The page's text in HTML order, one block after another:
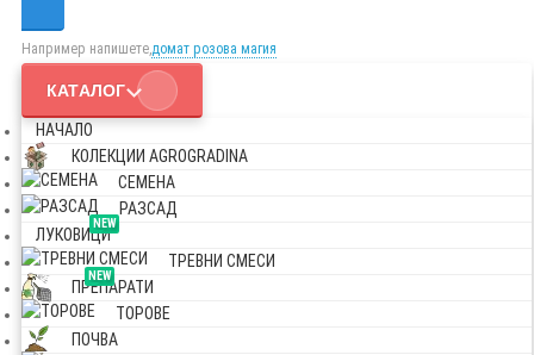
Например напишете,домат розова магия
КАТАЛОГ
НАЧАЛО
КОЛЕКЦИИ AGROGRADINA
СЕМЕНА
РАЗСАД
NEW
ЛУКОВИЦИ
ТРЕВНИ СМЕСИ
NEW
ПРЕПАРАТИ
ТОРОВЕ
ПОЧВА